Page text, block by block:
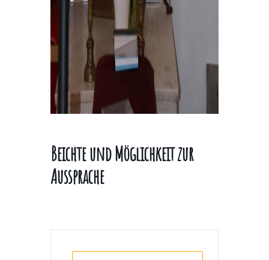
Beichte und Möglichkeit zur
Aussprache